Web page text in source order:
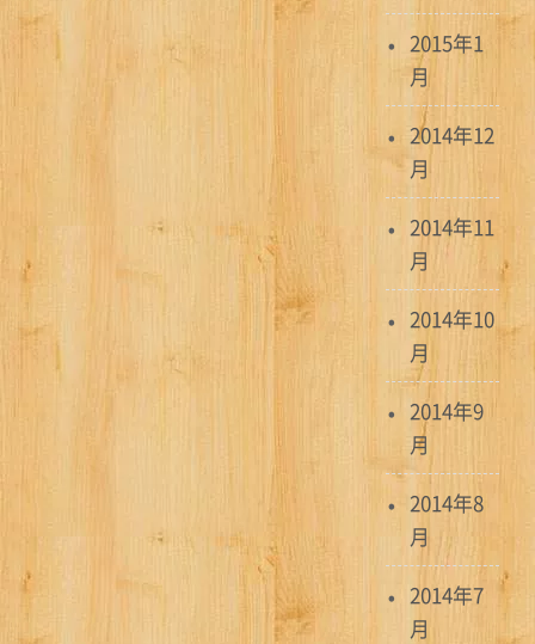
2015年1
月
2014年12
月
2014年11
月
2014年10
月
2014年9
月
2014年8
月
2014年7
月